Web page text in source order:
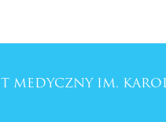
MEDYCZNYIM.